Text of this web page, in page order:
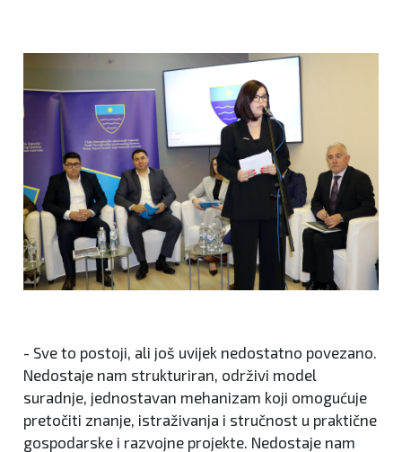
- Sve to postoji, ali još uvijek nedostatno povezano.
Nedostaje nam strukturiran, održivi model
suradnje, jednostavan mehanizam koji omogućuje
pretočiti znanje, istraživanja i stručnost u praktične
gospodarske i razvojne projekte. Nedostaje nam